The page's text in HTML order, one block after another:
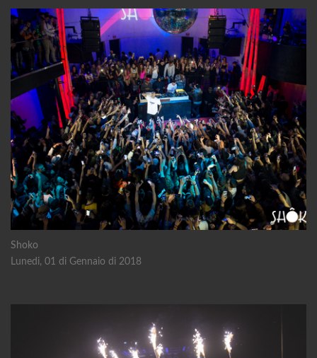
Shoko
Lunedi, 01 di Gennaio di 2018